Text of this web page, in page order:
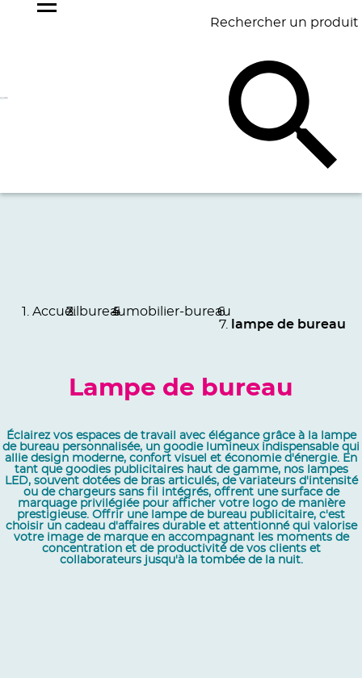
Rechercher un produit
BAGAGERIE BUREAU
Accueil bureaumobilier-bureau
lampe de bureau
Lampe de bureau
Éclairez vos espaces de travail avec élégance grâce à la lampe
de bureau personnalisée, un goodie lumineux indispensable qui
allie design moderne, confort visuel et économie d'énergie. En
tant que goodies publicitaires haut de gamme, nos lampes
LED, souvent dotées de bras articulés, de variateurs d'intensité
ou de chargeurs sans fil intégrés, offrent une surface de
marquage privilégiée pour afficher votre logo de manière
prestigieuse. Offrir une lampe de bureau publicitaire, c'est
choisir un cadeau d'affaires durable et attentionné qui valorise
votre image de marque en accompagnant les moments de
concentration et de productivité de vos clients et
collaborateurs jusqu'à la tombée de la nuit.